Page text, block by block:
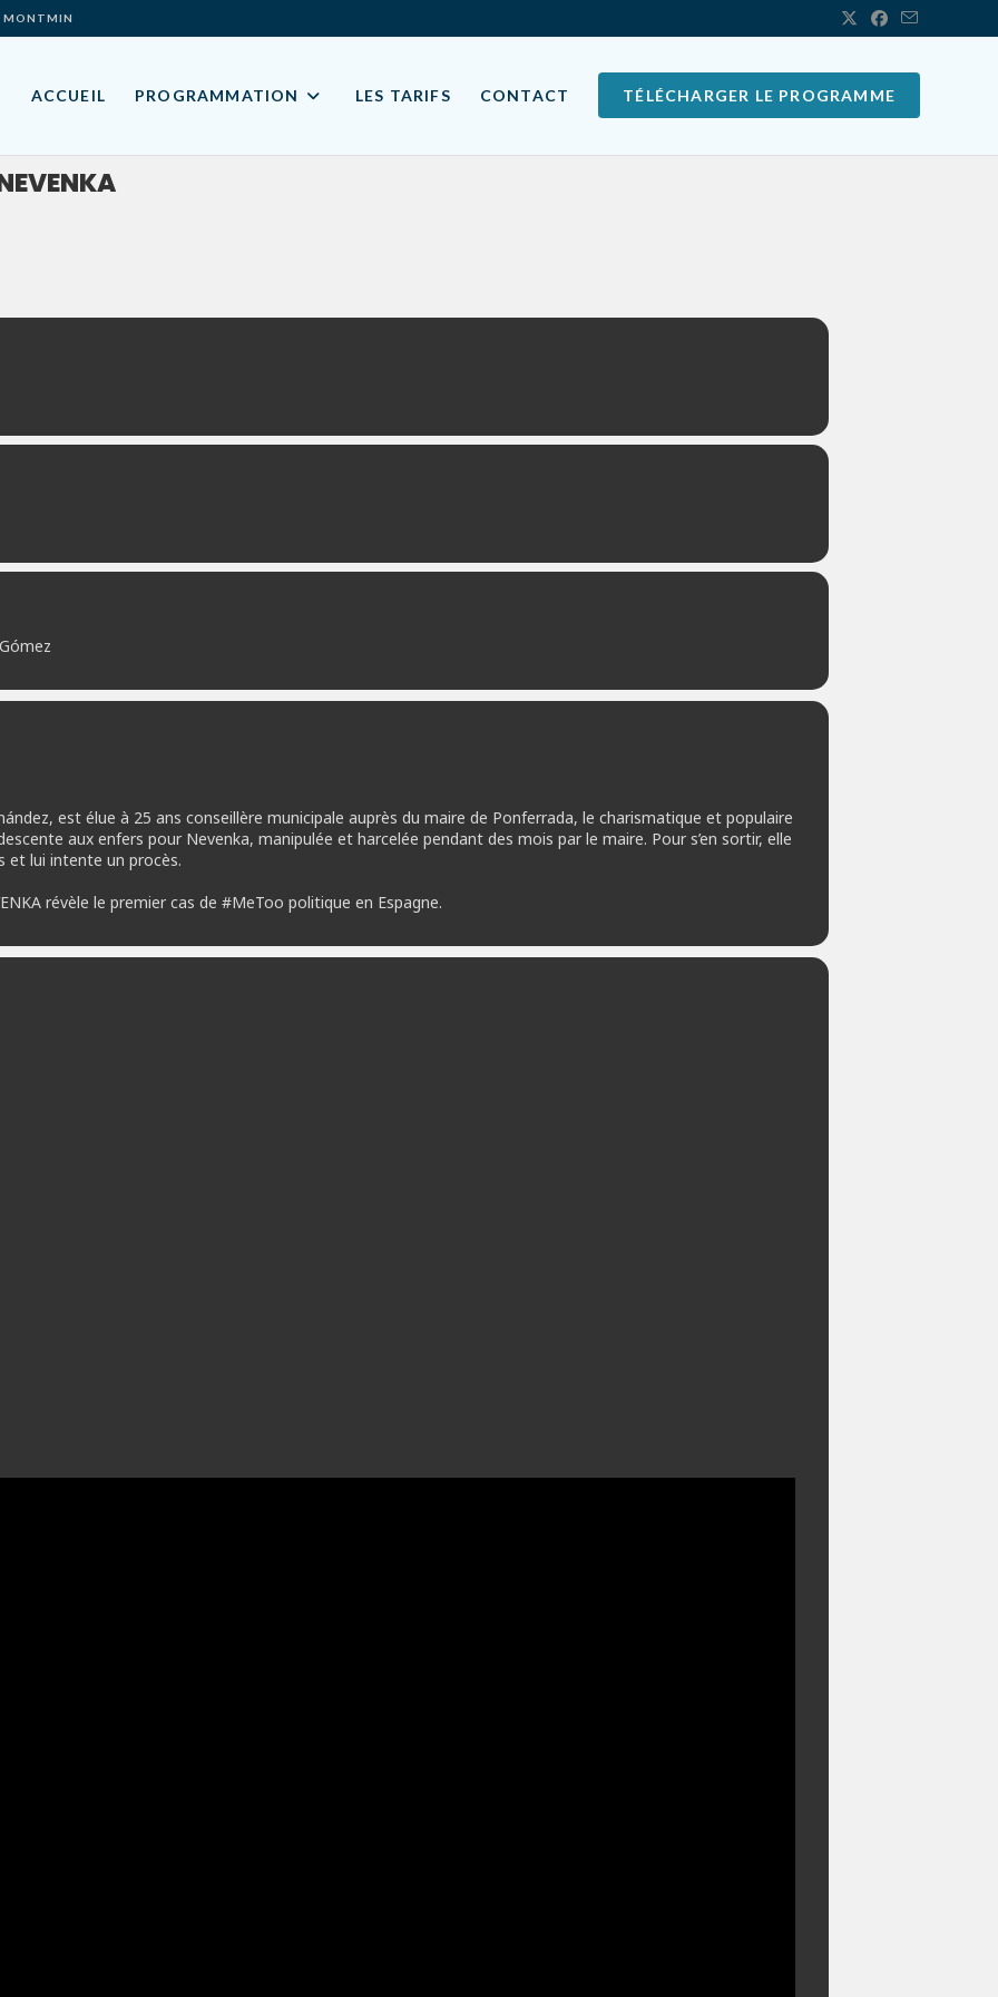
MONTMIN
ACCUEIL PROGRAMMATION LES TARIFS CONTACT TÉLÉCHARGER LE PROGRAMME
est élue à 25 ans conseillère municipale auprès du maire de Ponferrada, le charismatique et populaire
aux enfers pour Nevenka, manipulée et harcelée pendant des mois par le maire. Pour s’en sortir, elle
et lui intente un procès.
révèle le premier cas de #MeToo politique en Espagne.